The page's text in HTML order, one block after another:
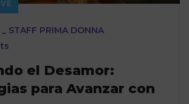
_ STAFF PRIMA DONNA
el Desamor:
para Avanzar con